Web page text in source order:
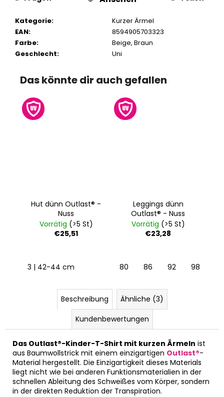
Kategorie:
Kurzer Ärmel
EAN:
8594905703323
Farbe: Beige, Braun
Geschlecht: Uni
Das könnte dir auch gefallen
Hut dünn Outlast® -
Nuss
Vorrätig (>5 St)
€25,51
3 | 42-44 cm
Leggings dünn
Outlast® - Nuss
Vorrätig (>5 St)
€23,28
80 86 92 98
Beschreibung
Ähnliche (3)
Kundenbewertungen
Das Outlast®-Kinder-T-Shirt mit kurzen Ärmeln ist
aus Baumwollstrick mit einem einzigartigen Outlast®-
Material hergestellt. Die Einzigartigkeit dieses Materials
liegt nicht wie bei anderen Funktionsmaterialien in der
schnellen Ableitung des Schweißes vom Körper, sondern
in der direkten Reduktion der Transpiration.